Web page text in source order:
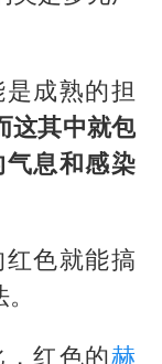
谁
成熟的担
这其中就包
息和感染
色就能搞
红色的赫